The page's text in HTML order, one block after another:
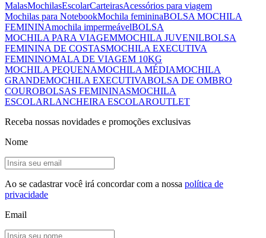
MalasMochilasEscolarCarteirasAcessórios para viagem
Mochilas para NotebookMochila femininaBOLSA MOCHILA
FEMININAmochila impermeávelBOLSA
MOCHILA PARA VIAGEMMOCHILA JUVENILBOLSA
FEMININA DE COSTASMOCHILA EXECUTIVA
FEMININOMALA DE VIAGEM 10KG
MOCHILA PEQUENAMOCHILA MÉDIAMOCHILA
GRANDEMOCHILA EXECUTIVABOLSA DE OMBRO
COUROBOLSAS FEMININASMOCHILA
ESCOLARLANCHEIRA ESCOLAROUTLET
Receba nossas novidades e promoções exclusivas
Nome
Ao se cadastrar você irá concordar com a nossa política de
privacidade
Email